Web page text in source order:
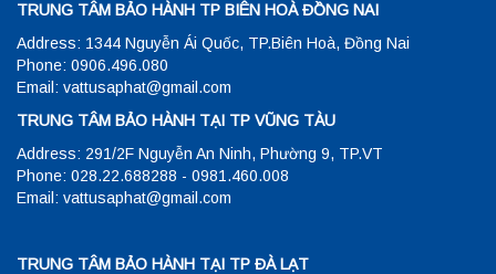
TRUNG TÂM BẢO HÀNH TP BIÊN HOÀ ĐỒNG NAI
Address: 1344 Nguyễn Ái Quốc, TP.Biên Hoà, Đồng Nai
Phone: 0906.496.080
Email: vattusaphat@gmail.com
TRUNG TÂM BẢO HÀNH TẠI TP VŨNG TÀU
Address: 291/2F Nguyễn An Ninh, Phường 9, TP.VT
Phone: 028.22.688288 - 0981.460.008
Email: vattusaphat@gmail.com
TRUNG TÂM BẢO HÀNH TẠI TP ĐÀ LẠT